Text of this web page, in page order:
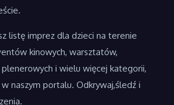
listę imprez dla dzieci na terenie
kinowych, warsztatów,
i wielu więcej kategorii,
naszym portalu. Odkrywaj,śledź i